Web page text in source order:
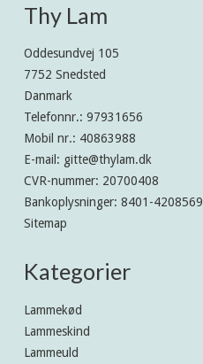
Thy Lam
Oddesundvej 105
7752 Snedsted
Danmark
Telefonnr.: 97931656
Mobil nr.: 40863988
E-mail : gitte@thylam.dk
CVR-nummer: 20700408
Bankoplysninger: 8401-4208569
Sitemap
Kategorier
Lammekød
Lammeskind
Lammeuld